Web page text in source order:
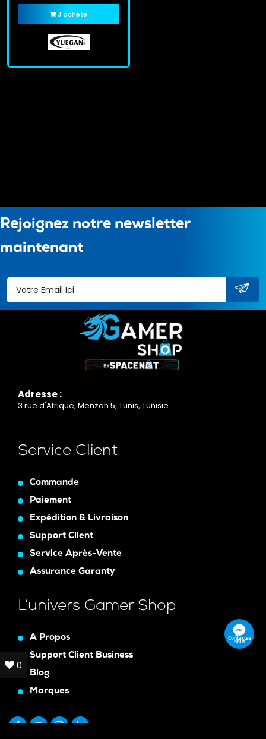
J'achète
Rejoignez notre newsletter
maintenant
Adresse :
3 rue d'Afrique, Menzah 5, Tunis, Tunisie
Service Client
Commande
Paiement
Expédition & Livraison
Support Client
Service Après-Vente
Assurance Garanty
L’univers Gamer Shop
A Propos
Support Client Business
Blog
Marques
Contactez
nous
0
0